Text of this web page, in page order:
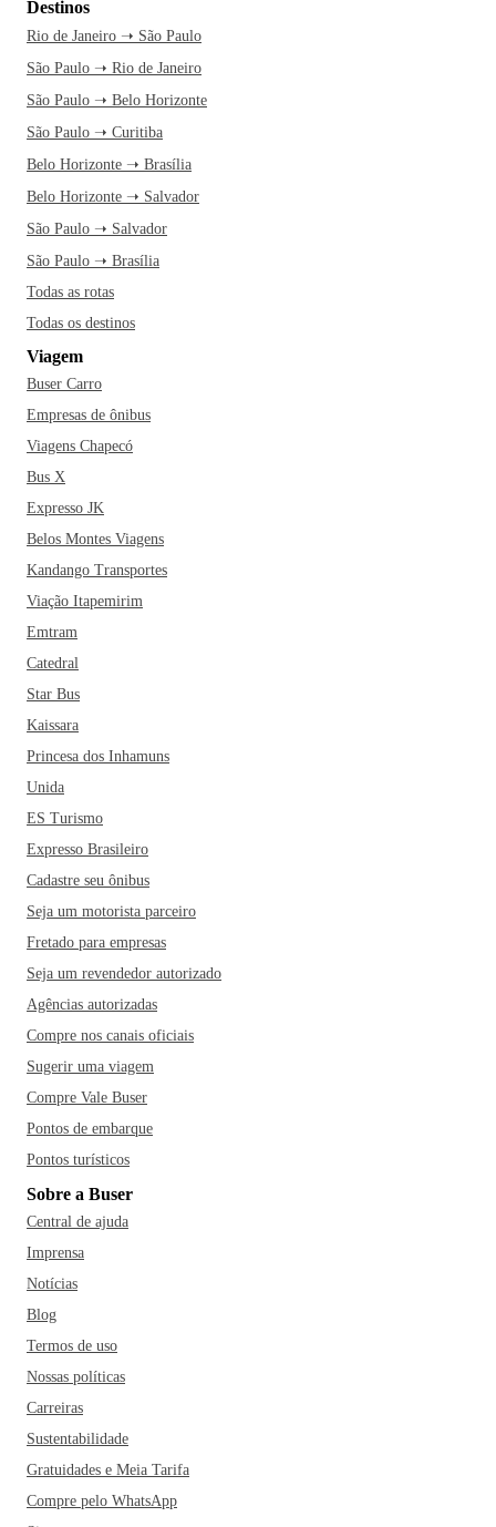
Destinos
Rio de Janeiro ➝ São Paulo
São Paulo ➝ Rio de Janeiro
São Paulo ➝ Belo Horizonte
São Paulo ➝ Curitiba
Belo Horizonte ➝ Brasília
Belo Horizonte ➝ Salvador
São Paulo ➝ Salvador
São Paulo ➝ Brasília
Todas as rotas
Todas os destinos
Viagem
Buser Carro
Empresas de ônibus
Viagens Chapecó
Bus X
Expresso JK
Belos Montes Viagens
Kandango Transportes
Viação Itapemirim
Emtram
Catedral
Star Bus
Kaissara
Princesa dos Inhamuns
Unida
ES Turismo
Expresso Brasileiro
Cadastre seu ônibus
Seja um motorista parceiro
Fretado para empresas
Seja um revendedor autorizado
Agências autorizadas
Compre nos canais oficiais
Sugerir uma viagem
Compre Vale Buser
Pontos de embarque
Pontos turísticos
Sobre a Buser
Central de ajuda
Imprensa
Notícias
Blog
Termos de uso
Nossas políticas
Carreiras
Sustentabilidade
Gratuidades e Meia Tarifa
Compre pelo WhatsApp